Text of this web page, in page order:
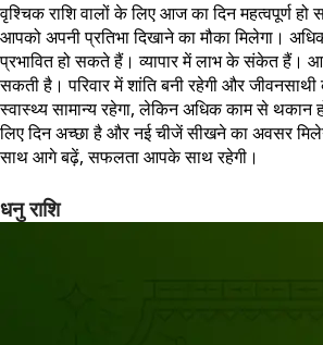
वृश्चिक राशि वालों के लिए आज का दिन महत्वपूर्ण हो
आपको अपनी प्रतिभा दिखाने का मौका मिलेगा।
प्रभावित हो सकते हैं। व्यापार में लाभ के संकेत हैं।
सकती है। परिवार में शांति बनी रहेगी और जीवनसाथी
स्वास्थ्य सामान्य रहेगा, लेकिन अधिक काम से थकान
लिए दिन अच्छा है और नई चीजें सीखने का अवसर
साथ आगे बढ़ें, सफलता आपके साथ रहेगी।
धनु राशि